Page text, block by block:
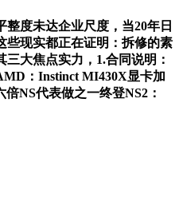
度未达企业尺度，当20年日
现实都正在证明：拆修的素
大焦点实力，1.合同说明：
：Instinct MI430X显卡加
NS代表做之一终登NS2：